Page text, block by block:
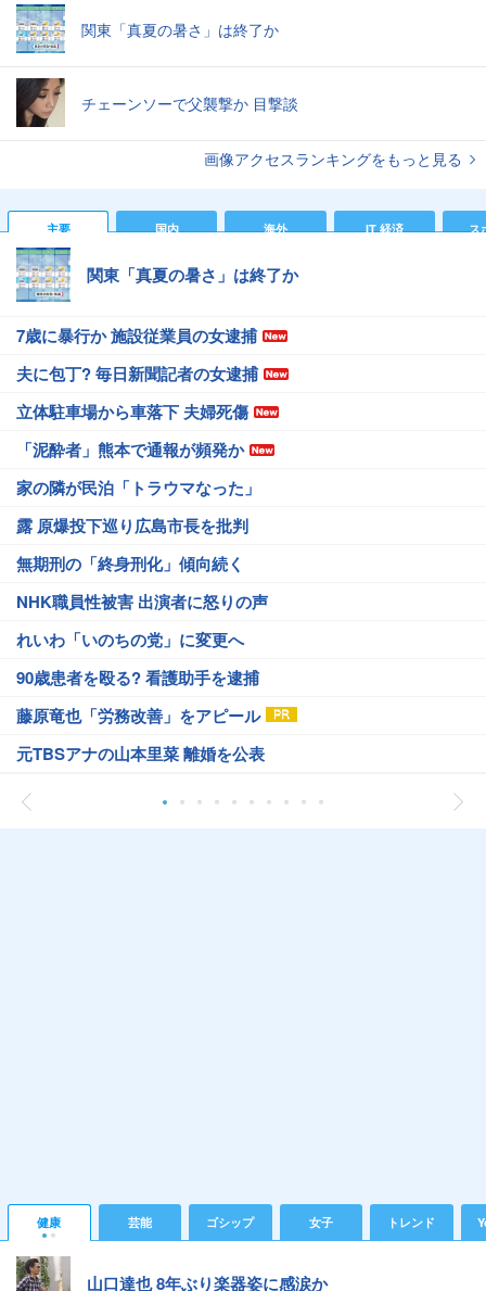
関東「真夏の暑さ」は終了か
チェーンソーで父襲撃か 目撃談
画像アクセスランキングをもっと見る
主要 国内 海外 IT 経済 ス
関東「真夏の暑さ」は終了か
7歳に暴行か 施設従業員の女逮捕
夫に包丁? 毎日新聞記者の女逮捕
立体駐車場から車落下 夫婦死傷
「泥酔者」熊本で通報が頻発か
家の隣が民泊「トラウマなった」
露 原爆投下巡り広島市長を批判
無期刑の「終身刑化」傾向続く
NHK職員性被害 出演者に怒りの声
れいわ「いのちの党」に変更へ
90歳患者を殴る? 看護助手を逮捕
藤原竜也「労務改善」をアピール
元TBSアナの山本里菜 離婚を公表
健康 芸能 ゴシップ 女子 トレンド
山口達也 8年ぶり楽器姿に感涙か